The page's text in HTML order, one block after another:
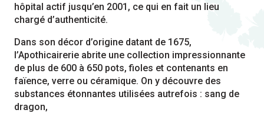
hôpital actif jusqu’en 2001, ce qui en fait un lieu
chargé d’authenticité.
Dans son décor d’origine datant de 1675,
l’Apothicairerie abrite une collection impressionnante
de plus de 600 à 650 pots, fioles et contenants en
faïence, verre ou céramique. On y découvre des
substances étonnantes utilisées autrefois : sang de
dragon,